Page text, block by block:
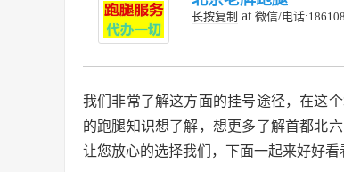
长按复制 at 微信/电话
我们非常了解这方面的挂号途径，在这
的跑腿知识想了解，想更多了解首都北
让您放心的选择我们，下面一起来好好看